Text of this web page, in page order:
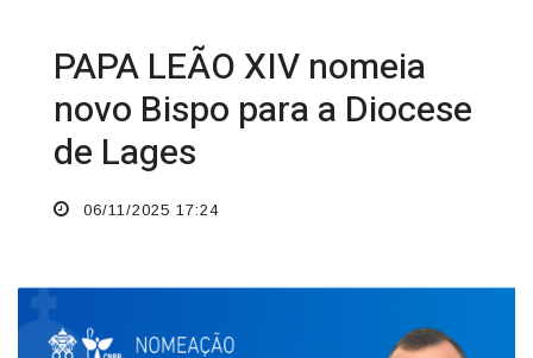
PAPA LEÃO XIV nomeia
novo Bispo para a Diocese
de Lages
06/11/2025 17:24